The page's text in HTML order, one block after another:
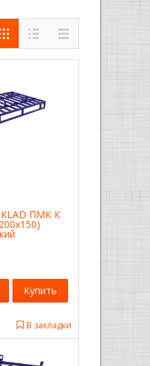
ПМК К
В закладки
Купить